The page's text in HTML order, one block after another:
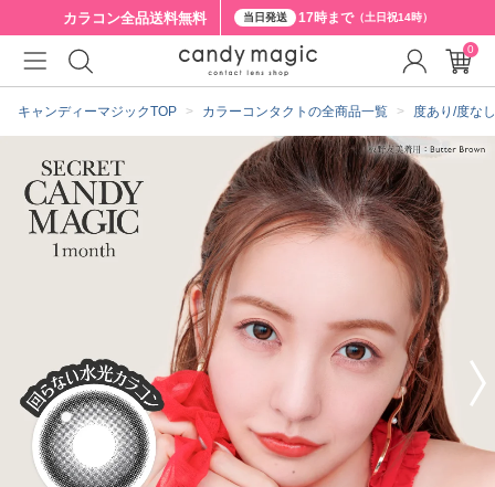
カラコン全品送料無料 当日発送 17時まで（土日祝14時）
キャンディーマジックTOP カラーコンタクトの全商品一覧 度あり/度な
0
クーポン詳細